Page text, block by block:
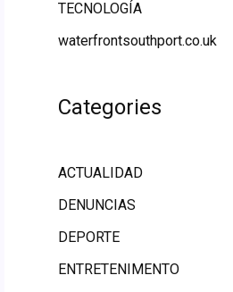
TECNOLOGÍA
waterfrontsouthport.co.uk
Categories
ACTUALIDAD
DENUNCIAS
DEPORTE
ENTRETENIMENTO